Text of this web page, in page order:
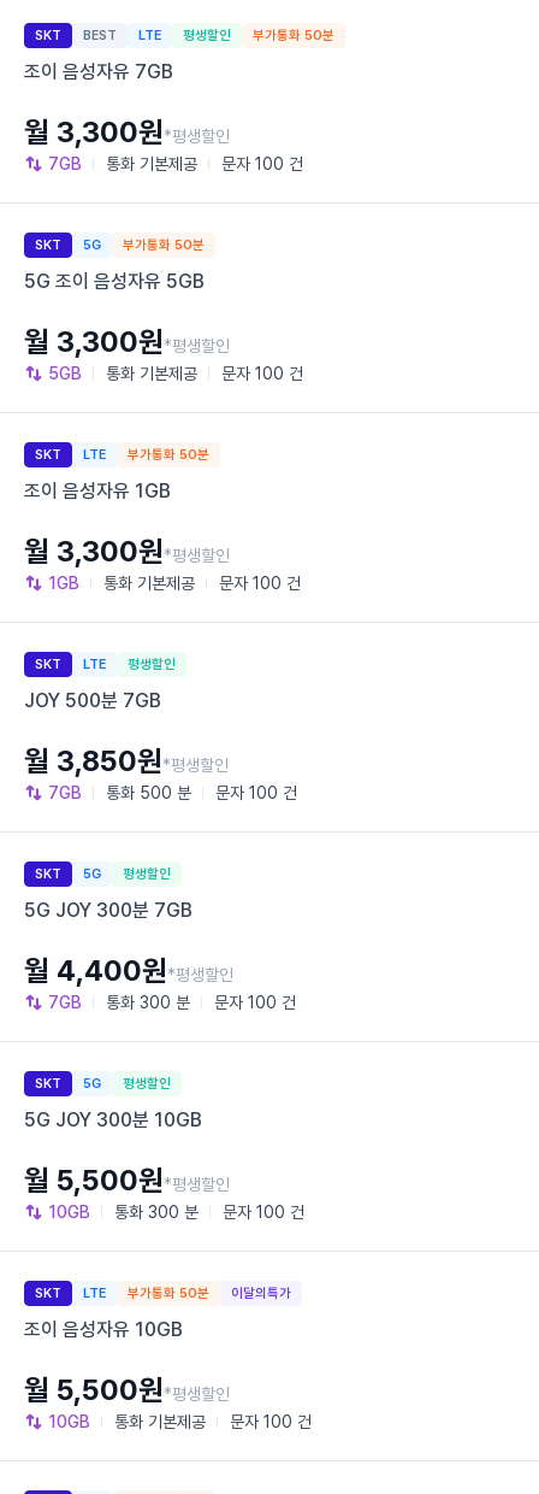
SKT BEST LTE 평생할인 부가통화 50분
조이 음성자유 7GB
7GB 통화 기본제공 문자 100 건
월 3,300원*평생할인
SKT 5G 부가통화 50분
5G 조이 음성자유 5GB
5GB 통화 기본제공 문자 100 건
월 3,300원*평생할인
SKT LTE 부가통화 50분
조이 음성자유 1GB
1GB 통화 기본제공 문자 100 건
월 3,300원*평생할인
SKT LTE 평생할인
JOY 500분 7GB
7GB 통화 500 분 문자 100 건
월 3,850원*평생할인
SKT 5G 평생할인
5G JOY 300분 7GB
7GB 통화 300 분 문자 100 건
월 4,400원*평생할인
SKT 5G 평생할인
5G JOY 300분 10GB
10GB 통화 300 분 문자 100 건
월 5,500원*평생할인
SKT LTE 부가통화 50분 이달의특가
조이 음성자유 10GB
10GB 통화 기본제공 문자 100 건
월 5,500원*평생할인